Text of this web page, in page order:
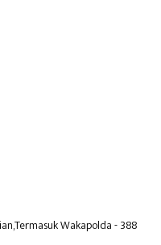
Wakapolda- 388